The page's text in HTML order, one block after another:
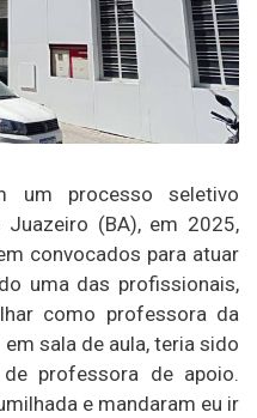
um processo seletivo
(BA), em 2025,
convocados para atuar
uma das profissionais,
como professora da
sala de aula, teria sido
professora de apoio.
e mandaram eu ir